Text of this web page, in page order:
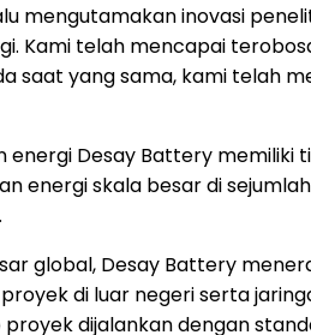
mengutamakan inovasi
Kami telah mencapai
saat yang sama, kami telah
energi Desay Battery memiliki
energi skala besar di
global, Desay Battery
di luar negeri serta
dijalankan dengan